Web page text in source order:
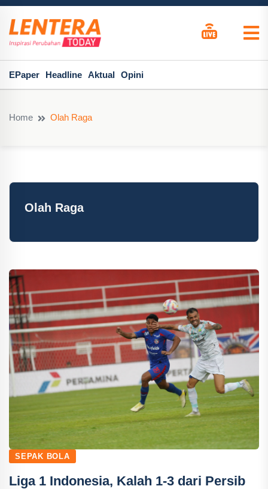
EPaper Headline Aktual Opini
Home Olah Raga
Olah Raga
SEPAK BOLA
Liga 1 Indonesia, Kalah 1-3 dari Persib